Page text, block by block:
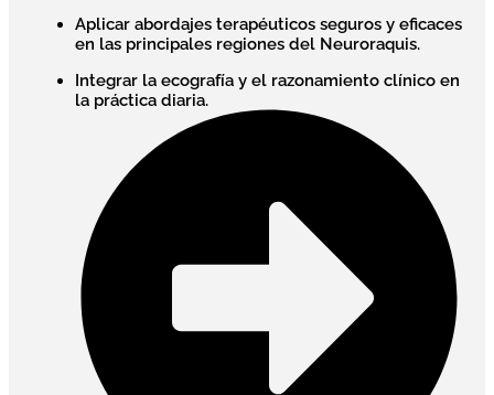
Aplicar abordajes terapéuticos seguros y eficaces
en las principales regiones del Neuroraquis.
Integrar la ecografía y el razonamiento clínico en
la práctica diaria.